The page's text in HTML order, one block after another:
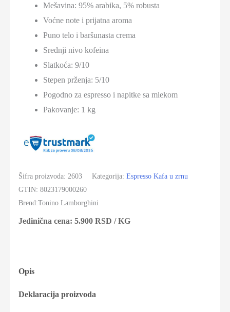
Espresso
ocene kupcaMešavina: 95% arabika, 5% robusta
Voćne note i prijatna aroma
Puno telo i baršunasta crema
Srednji nivo kofeina
Slatkoća: 9/10
Stepen prženja: 5/10
Pogodno za espresso i napitke sa mlekom
Pakovanje: 1 kg
Šifra proizvoda: 2603 Kategorija: Espresso Kafa u zrnu
GTIN: 8023179000260
Brend:Tonino Lamborghini
Jedinična cena: 5.900 RSD / KG
Opis
Deklaracija proizvoda